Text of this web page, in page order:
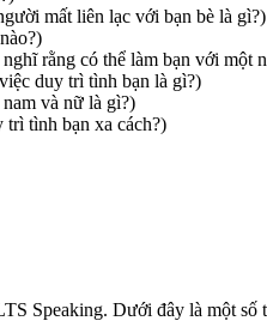
mất liên lạc với bạn bè là gì?)
rằng có thể làm bạn với
duy trì tình bạn là gì?)
và nữ là gì?)
trì tình bạn xa cách?)
Speaking. Dưới đây là một